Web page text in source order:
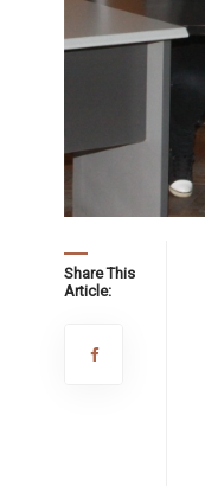
Share This
Article: